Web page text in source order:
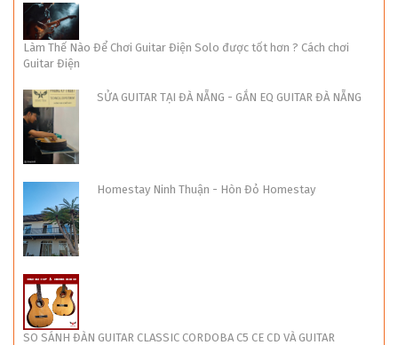
Làm Thế Nào Để Chơi Guitar Điện Solo được tốt hơn ? Cách chơi
Guitar Điện
SỬA GUITAR TẠI ĐÀ NẴNG - GẮN EQ GUITAR ĐÀ NẴNG
Homestay Ninh Thuận - Hòn Đỏ Homestay
SO SÁNH ĐÀN GUITAR CLASSIC CORDOBA C5 CE CD VÀ GUITAR